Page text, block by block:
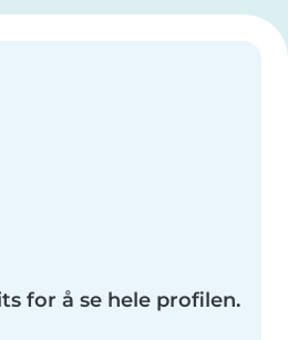
for å se hele profilen.